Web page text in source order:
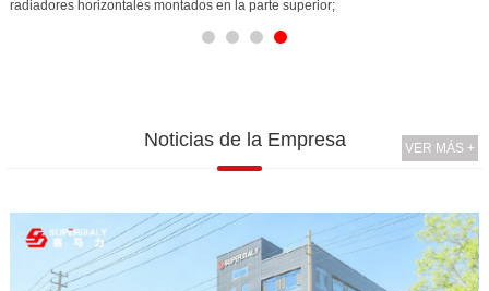
en la parte superior;
Noticias de la Empresa VER MÁS +